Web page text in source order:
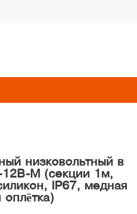
низковольтный в
М (секции 1м,
IP67, медная